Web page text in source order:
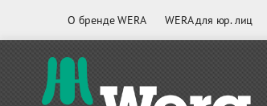
О бренде WERA WERA для юр. лиц